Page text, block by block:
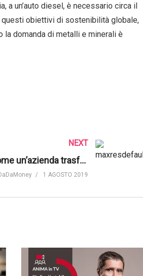
a un’auto diesel, è necessario circa il
questi obiettivi di sostenibilità globale,
domanda di metalli e minerali è
NEXT
Plastica. Come un’azienda trasforma i rifiuti in imballaggi riutilizzabili | Tech Insider
1 AGOSTO 2019